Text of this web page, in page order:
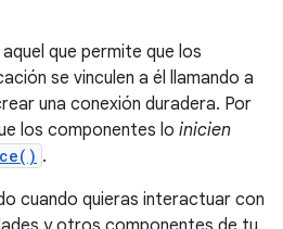
que permite que los
se vinculen a él llamando a
una conexión duradera. Por
los componentes lo inicien
.
cuando quieras interactuar con